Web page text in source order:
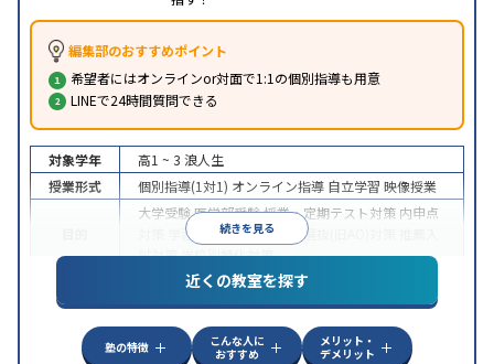
編集部のおすすめポイント
希望者にはオンラインor対面で1:1の個別指導も用意
LINEで24時間質問できる
続きを見る
対象学年 高1 ~ 3 浪人生
授業形式
個別指導(1対1) オンライン指導 自立学習 映像授業
大学受験医学部受験授業・定期テスト対策 内申点
学習習慣の定着 総合型選抜(旧AO)対策
試対策学校別特化対策
特徴
中高一貫校生に対応授業の振替可能
学習にPC・タブレットを利用オンライン対応1
科目から受講可能
近くの教室を探す
塾の特徴
こんな人に
おすすめ
メリット・
デメリット